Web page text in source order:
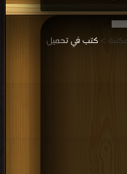
كتب في تحميل